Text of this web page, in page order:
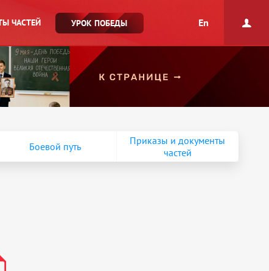
ЧАСТЕЙ УРОК ПОБЕДЫ En
Боевой путь
Приказы и документы
частей